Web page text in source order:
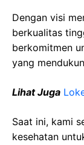
Dengan visi
berkualitas
berkomitmen
yang
Lihat Juga
Saat ini, kami
kesehatan